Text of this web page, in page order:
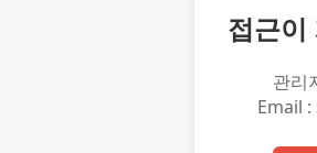
접근이
관리
Email